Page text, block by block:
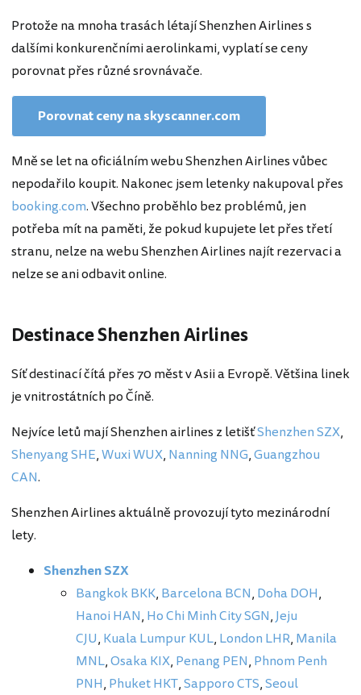
Protože na mnoha trasách létají Shenzhen Airlines s
dalšími konkurenčními aerolinkami, vyplatí se ceny
porovnat přes různé srovnávače.
Porovnat ceny na skyscanner.com
Mně se let na oficiálním webu Shenzhen Airlines vůbec
nepodařilo koupit. Nakonec jsem letenky nakupoval přes
booking.com. Všechno proběhlo bez problémů, jen
potřeba mít na paměti, že pokud kupujete let přes třetí
stranu, nelze na webu Shenzhen Airlines najít rezervaci a
nelze se ani odbavit online.
Destinace Shenzhen Airlines
Síť destinací čítá přes 70 měst v Asii a Evropě. Většina linek
je vnitrostátních po Číně.
Nejvíce letů mají Shenzhen airlines z letišťShenzhen SZX,
Shenyang SHE,Wuxi WUX, Nanning NNG,Guangzhou
CAN.
Shenzhen Airlines aktuálně provozují tyto mezinárodní
lety.
Shenzhen SZX
Bangkok BKK, Barcelona BCN, Doha DOH,
Hanoi HAN, Ho Chi Minh City SGN, Jeju
CJU, Kuala Lumpur KUL, London LHR, Manila
MNL,Osaka KIX, Penang PEN, Phnom Penh
PNH, Phuket HKT,Sapporo CTS,Seoul